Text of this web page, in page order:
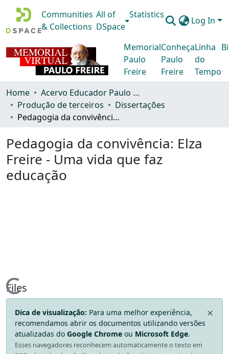
Communities
& Collections
All of
DSpace
Statistics
Log In
Memorial
Paulo
Freire
Conheça
Paulo
Freire
Linha
do
Tempo
Home
Acervo Educador Paulo Freire
Produção de terceiros
Dissertações
Pedagogia da convivência: Elza Freire - Uma vida que faz educação
Pedagogia da convivência: Elza
Freire - Uma vida que faz
educação
Loading...
Files
Dica de visualização: Para uma melhor experiência,
recomendamos abrir os documentos utilizando versões
atualizadas do Google Chrome ou Microsoft Edge.
Esses navegadores reconhecem automaticamente o texto em